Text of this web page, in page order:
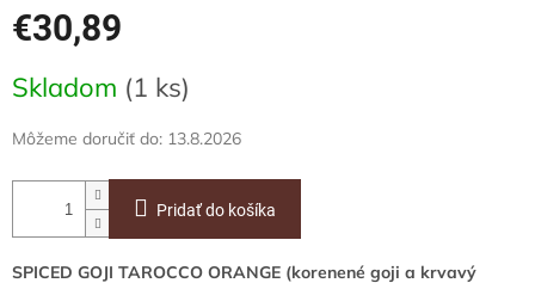
€30,89
cena:
Skladom (1 ks)
Môžeme doručiť do: 13.8.2026
Pridať do košíka
SPICED GOJI TAROCCO ORANGE (korenené goji a krvavý